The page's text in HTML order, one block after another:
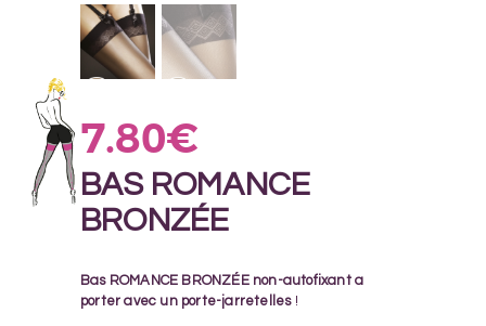
7.80€
BAS ROMANCE
BRONZÉE
Bas ROMANCE BRONZÉE non-autofixant a
porter avec un porte-jarretelles !